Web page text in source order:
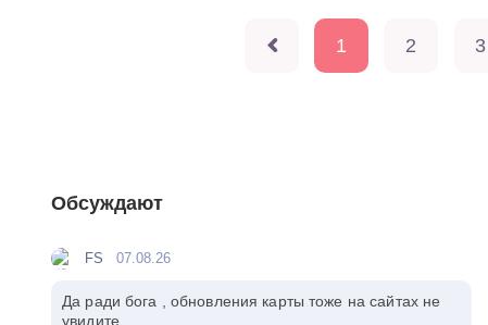
1 2 3
Обсуждают
FS 07.08.26
Да ради бога , обновления карты тоже на сайтах не
увидите .